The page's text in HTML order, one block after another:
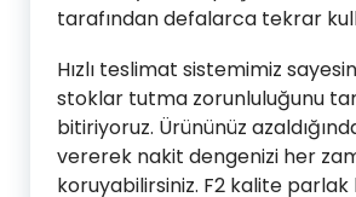
tarafından defalarca tekrar
Hızlı teslimat sistemimiz
stoklar tutma zorunluluğunu
bitiriyoruz. Ürününüz
vererek nakit dengenizi her
koruyabilirsiniz. F2 kalite